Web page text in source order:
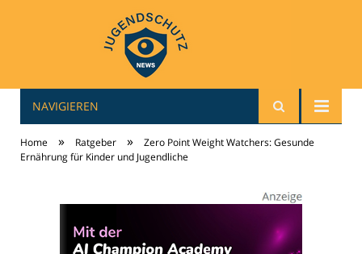
jugendschutz-news.de
NAVIGIEREN
Home » Ratgeber »
Zero Point Weight Watchers: Gesunde
Ernährung für Kinder und Jugendliche